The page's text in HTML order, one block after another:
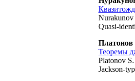
Quasi-
Теоремы
Platonov S.
Jackson-